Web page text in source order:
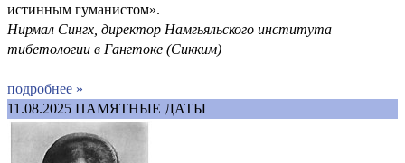
истинным гуманистом».
Нирмал Сингх, директор Намгьяльского института
тибетологии в Гангтоке (Сикким)
подробнее »
11.08.2025 ПАМЯТНЫЕ ДАТЫ